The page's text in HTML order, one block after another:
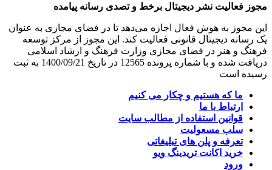
مجوز فعالیت نشر دیجیتال برخط و تصدی رسانه پیامده
این مجوز به هوش فعال اجازه می‌دهد تا در فضای مجازی به عنوان
یک رسانه دیجیتال قانونی فعالیت کند. این مجوز از مرکز توسعه
فرهنگ و هنر در فضای مجازی وزارت فرهنگ و ارشاد اسلامی
دریافت شده و با شماره پرونده 12565 در تاریخ 1400/09/21 به ثبت
رسیده است
ما که هستیم و چکار می کنیم
ارتباط با ما
قوانین استفاده از مطالب سایت
سلب مسعولیت
تعرفه و پلن های تبلیغاتی
خرید اکانت تریدینگ ویو
ورود